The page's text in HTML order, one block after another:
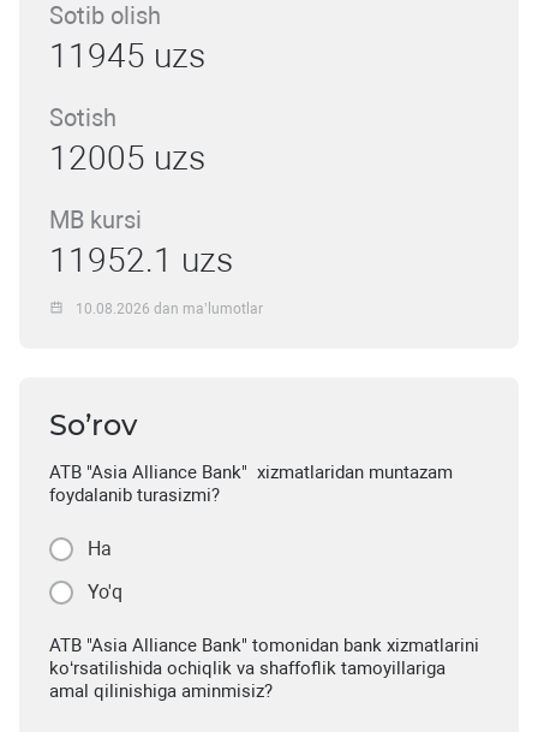
Sotib olish
11945 uzs
Sotish
12005 uzs
MB kursi
11952.1 uzs
10.08.2026 dan ma’lumotlar
So’rov
ATB "Asia Alliance Bank" xizmatlaridan muntazam
foydalanib turasizmi?
Ha
Yo'q
ATB "Asia Alliance Bank" tomonidan bank xizmatlarini
ko‘rsatilishida ochiqlik va shaffoflik tamoyillariga
amal qilinishiga aminmisiz?